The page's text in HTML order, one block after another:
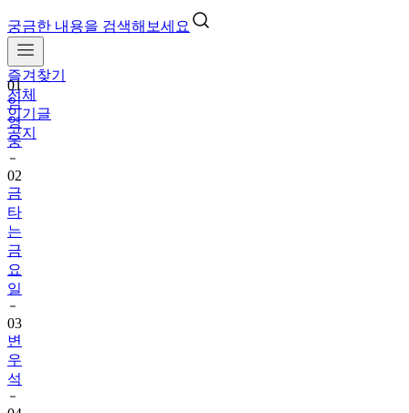
궁금한 내용을 검색해보세요
즐겨찾기
전체
인기글
공지
01
임
영
웅
02
금
타
는
금
요
일
03
변
우
석